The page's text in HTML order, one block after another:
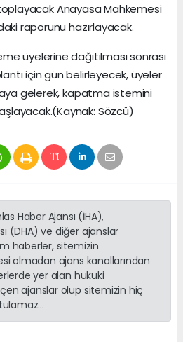
Anayasa Mahkemesi
raporunu hazırlayacak.
üyelerine dağıtılması sonrası
için gün belirleyecek, üyeler
gelerek, kapatma istemini
Sözcü)
Haber Ajansı (İHA),
(DHA) ve diğer ajanslar
haberler, sitemizin
olmadan ajans kanallarından
yer alan hukuki
ajanslar olup sitemizin hiç